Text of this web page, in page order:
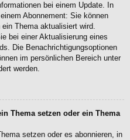
bei einem Update. In
Abonnement: Sie können
Thema aktualisiert wird.
bei einer Aktualisierung eines
Die Benachrichtigungsoptionen
im persönlichen Bereich unter
werden.
Thema setzen oder ein Thema
setzen oder es abonnieren, in